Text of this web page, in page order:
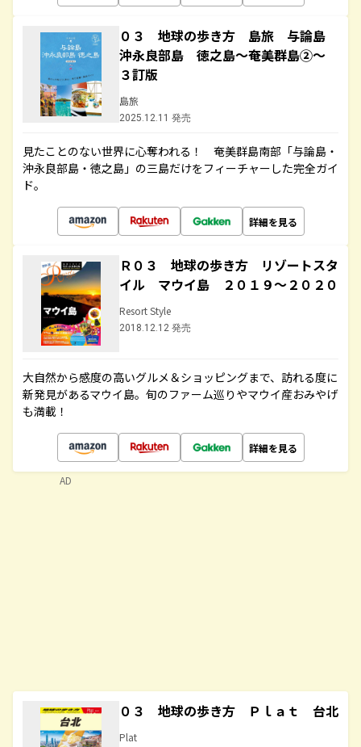
０３ 地球の歩き方 島旅 与論島
沖永良部島 徳之島～奄美群島②～
３訂版
島旅
2025.12.11 発売
見たことのない世界に心奪われる！ 奄美群島南部「与論島・
沖永良部島・徳之島」の三島だけをフィーチャーした完全ガイ
ド。
詳細を見る
Ｒ０３ 地球の歩き方 リゾートスタ
イル マウイ島 ２０１９～２０２０
Resort Style
2018.12.12 発売
大自然から感度の高いグルメ＆ショッピングまで、訪れる度に
新発見があるマウイ島。旬のファーム巡りやマウイ産おみやげ
も満載！
詳細を見る
０３ 地球の歩き方 Ｐｌａｔ 台北
Plat
AD